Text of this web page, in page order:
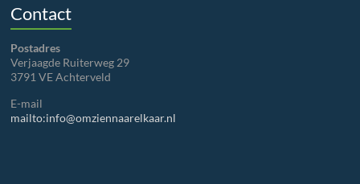
Contact
Postadres
Verjaagde Ruiterweg 29
3791 VE Achterveld
E-mail
mailto:info@omziennaarelkaar.nl